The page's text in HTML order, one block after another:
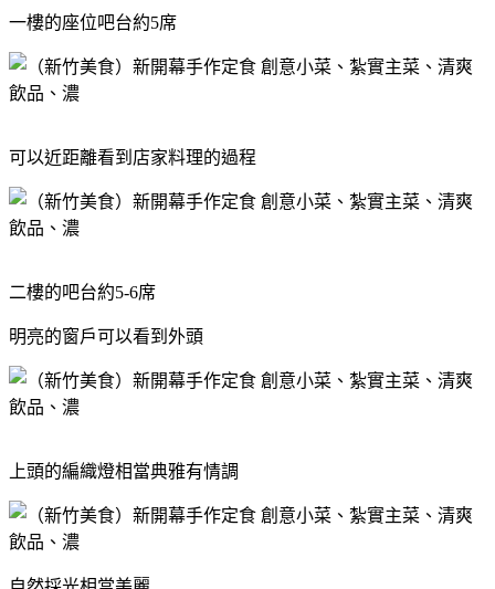
一樓的座位吧台約5席
可以近距離看到店家料理的過程
二樓的吧台約5-6席
明亮的窗戶可以看到外頭
上頭的編織燈相當典雅有情調